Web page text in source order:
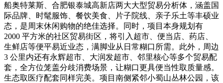
船奥特莱斯、合肥银泰城高新店两大大型贸易分析体，涵盖国
际品牌、时髦服饰、餐饮美食、片子院线、亲子乐土等丰硕业
态，是周末休闲购物的绝佳选择。同时，项目本身规划有
2000 平方米的社区贸易街区，将引入超市、便当店、药店、
生鲜店等便平易近业态，满脚业从日常糊口所需。此外，周边
3 公里内还有永辉超市、大润发超市、邻里核心等多个贸易配
套，全方位笼盖分歧消费场景，让糊口更具便当性取质量感。
生态取医疗配套同样完美。项目南侧紧邻小蜀山丛林公园，该